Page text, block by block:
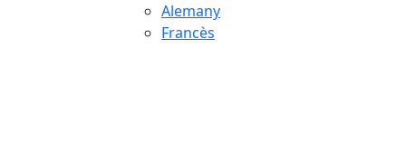
Alemany
Francès